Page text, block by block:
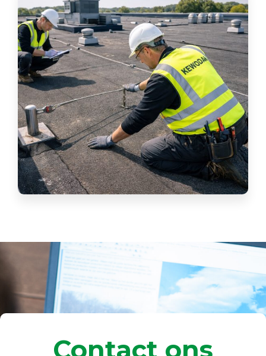
Contact ons